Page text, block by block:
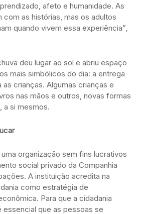
afeto e humanidade. As
com as histórias, mas os adultos
quando vivem essa experiência”,
deu lugar ao sol e abriu espaço
mais simbólicos do dia: a entrega
crianças. Algumas crianças e
nas mãos e outros, novas formas
a si mesmos.
organização sem fins lucrativos
social privado da Companhia
A instituição acredita na
como estratégia de
Para que a cidadania
essencial que as pessoas se